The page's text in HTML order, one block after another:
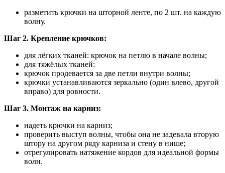
разметить крючки на шторной ленте, по 2 шт. на каждую
волну.
Шаг 2. Крепление крючков:
для лёгких тканей: крючок на петлю в начале волны;
для тяжёлых тканей:
крючок продевается за две петли внутри волны;
крючки устанавливаются зеркально (один влево, другой
вправо) для ровности.
Шаг 3. Монтаж на карниз:
надеть крючки на карниз;
проверить выступ волны, чтобы она не задевала вторую
штору на другом ряду карниза и стену в нише;
отрегулировать натяжение кордов для идеальной формы
волн.